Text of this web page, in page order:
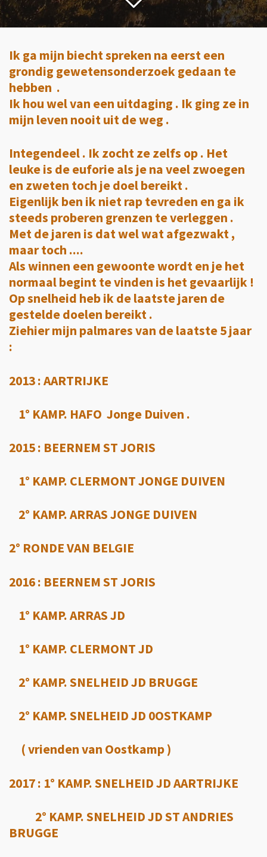
Ik ga mijn biecht spreken na eerst een
grondig gewetensonderzoek gedaan te
hebben .
Ik hou wel van een uitdaging . Ik ging ze in
mijn leven nooit uit de weg .
Integendeel . Ik zocht ze zelfs op . Het
leuke is de euforie als je na veel zwoegen
en zweten toch je doel bereikt .
Eigenlijk ben ik niet rap tevreden en ga ik
steeds proberen grenzen te verleggen .
Met de jaren is dat wel wat afgezwakt ,
maar toch ....
Als winnen een gewoonte wordt en je het
normaal begint te vinden is het gevaarlijk !
Op snelheid heb ik de laatste jaren de
gestelde doelen bereikt .
Ziehier mijn palmares van de laatste 5 jaar
:
2013 : AARTRIJKE
1° KAMP. HAFO Jonge Duiven .
2015 : BEERNEM ST JORIS
1° KAMP. CLERMONT JONGE DUIVEN
2° KAMP. ARRAS JONGE DUIVEN
2° RONDE VAN BELGIE
2016 : BEERNEM ST JORIS
1° KAMP. ARRAS JD
1° KAMP. CLERMONT JD
2° KAMP. SNELHEID JD BRUGGE
2° KAMP. SNELHEID JD 0OSTKAMP
( vrienden van Oostkamp )
2017 : 1° KAMP. SNELHEID JD AARTRIJKE
2° KAMP. SNELHEID JD ST ANDRIES
BRUGGE